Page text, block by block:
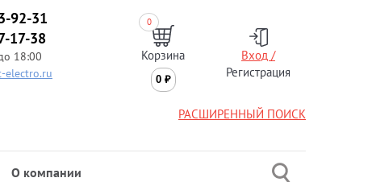
92-31
17-38
18:00
electro.ru
0
Корзина
0 ₽
Вход /
Регистрация
РАСШИРЕННЫЙ ПОИСК
О компании